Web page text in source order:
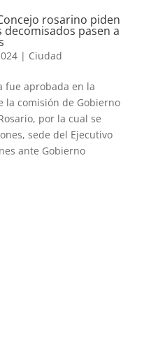
rosarino piden
pasen a
| Ciudad
fue aprobada en la
la comisión de Gobierno
por la cual se
sede del Ejecutivo
ante Gobierno